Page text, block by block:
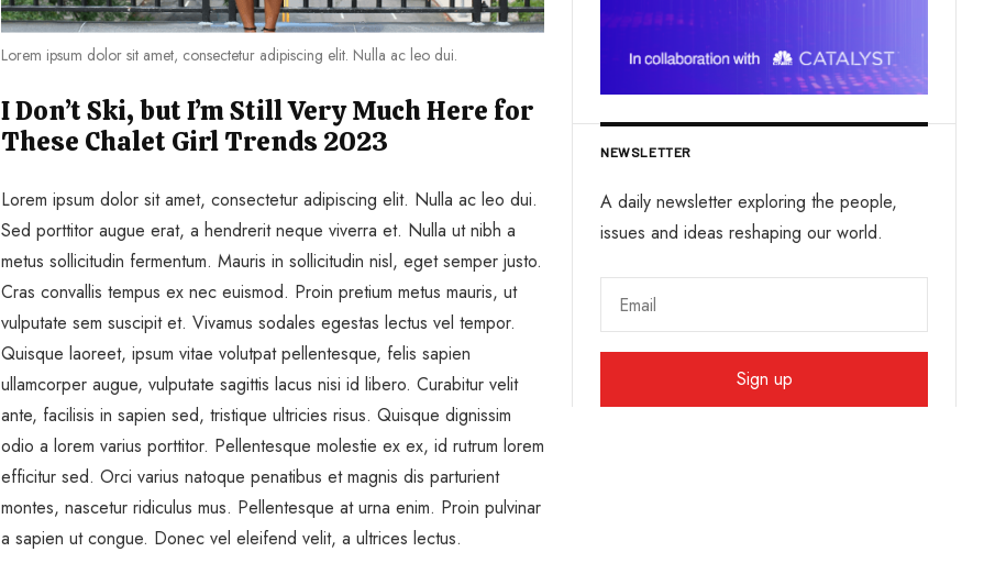
Lorem ipsum dolor sit amet, consectetur adipiscing elit. Nulla ac leo dui.
I Don’t Ski, but I’m Still Very Much Here for
These Chalet Girl Trends 2023
Lorem ipsum dolor sit amet, consectetur adipiscing elit. Nulla ac leo dui.
Sed porttitor augue erat, a hendrerit neque viverra et. Nulla ut nibh a
metus sollicitudin fermentum. Mauris in sollicitudin nisl, eget semper justo.
Cras convallis tempus ex nec euismod. Proin pretium metus mauris, ut
vulputate sem suscipit et. Vivamus sodales egestas lectus vel tempor.
Quisque laoreet, ipsum vitae volutpat pellentesque, felis sapien
ullamcorper augue, vulputate sagittis lacus nisi id libero. Curabitur velit
ante, facilisis in sapien sed, tristique ultricies risus. Quisque dignissim
odio a lorem varius porttitor. Pellentesque molestie ex ex, id rutrum lorem
efficitur sed. Orci varius natoque penatibus et magnis dis parturient
montes, nascetur ridiculus mus. Pellentesque at urna enim. Proin pulvinar
a sapien ut congue. Donec vel eleifend velit, a ultrices lectus.
NEWSLETTER
A daily newsletter exploring the people,
issues and ideas reshaping our world.